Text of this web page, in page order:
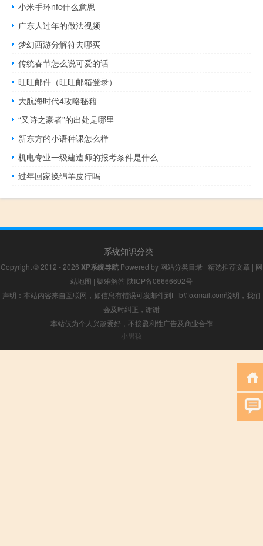
小米手环nfc什么意思
广东人过年的做法视频
梦幻西游分解符去哪买
传统春节怎么说可爱的话
旺旺邮件（旺旺邮箱登录）
大航海时代4攻略秘籍
“又诗之豪者”的出处是哪里
新东方的小语种课怎么样
机电专业一级建造师的报考条件是什么
过年回家换绵羊皮行吗
系统知识分类
Copyright © 2012 - 2026 XP系统导航 Powered by 网站分类目录 | 精选推荐文章 | 网
站地图 | 疑难解答 陕ICP备06666692号
声明：本站内容来自互联网，如信息有错误可发邮件到f_fb#foxmail.com说明，我们
会及时纠正，谢谢
本站仅为个人兴趣爱好，不接盈利性广告及商业合作
小男孩